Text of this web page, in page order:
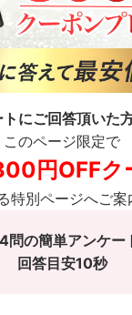
にご回答頂いた
このページ限定で
円OFFク
特別ページへご案
問の簡単アンケー
回答目安10秒